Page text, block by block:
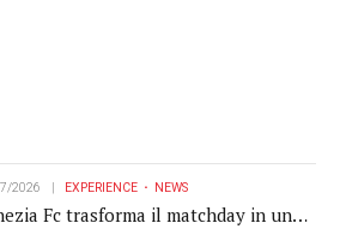
2026 EXPERIENCE NEWS
Fc trasforma il matchday in una